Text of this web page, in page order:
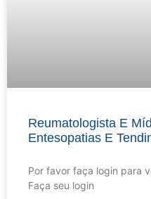
Reumatologista E
Entesopatias E
Por favor faça login para
Faça seu login